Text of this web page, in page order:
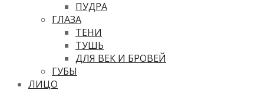
ПУДРА
ГЛАЗА
ТЕНИ
ТУШЬ
ДЛЯ ВЕК И БРОВЕЙ
ГУБЫ
ЛИЦО